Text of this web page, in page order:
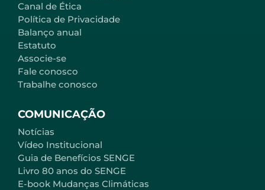
Canal de Ética
Política de Privacidade
Balanço anual
Estatuto
Associe-se
Fale conosco
Trabalhe conosco
COMUNICAÇÃO
Notícias
Vídeo Institucional
Guia de Benefícios SENGE
Livro 80 anos do SENGE
E-book Mudanças Climáticas